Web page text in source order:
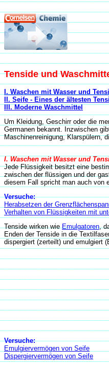
Tenside und
I. Waschen mit Wasser und
II. Seife - Eines der ältesten
III. Moderne Waschmittel
Um Kleidung, Geschirr oder die
Germanen bekannt. Inzwischen
Maschinenreinigung, Klarspülern,
I. Waschen mit Wasser und
Jede Flüssigkeit besitzt eine
zwischen der flüssigen und der
diesem Fall spricht man auch von
Versuche:
Herabsetzen der
Verhalten von Flüssigkeiten mit
Tenside wirken wieEmulgatoren,
Enden der Tenside in die
dispergiert (zerteilt) und emulgiert
Versuche:
Emulgiervermögen von Seife
Dispergiervermögen von Seife